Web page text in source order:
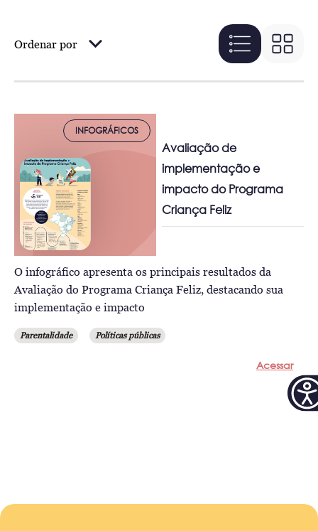
Ordenar por
INFOGRÁFICOS
Avaliação de
implementação e
impacto do Programa
Criança Feliz
O infográfico apresenta os principais resultados da
Avaliação do Programa Criança Feliz, destacando sua
implementação e impacto
Parentalidade Políticas públicas
Acessar